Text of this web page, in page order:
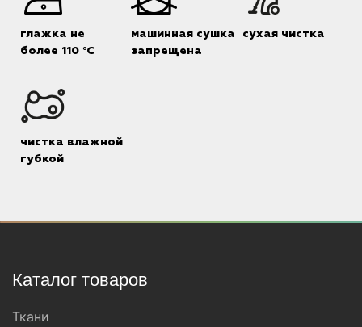
глажка не
более 110 °C
машинная сушка
запрещена
сухая чистка
чистка влажной
губкой
Каталог товаров
Ткани